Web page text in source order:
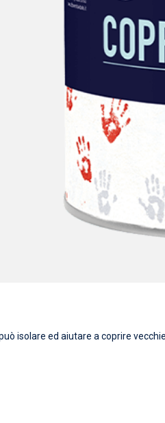
isolare ed aiutare a coprire